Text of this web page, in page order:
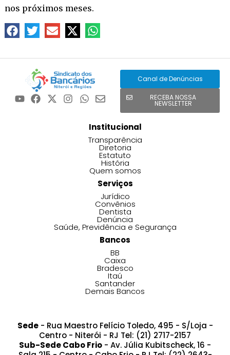
nos próximos meses.
Canal de Denúncias
RECEBA NOSSA
NEWSLETTER
Institucional
Transparência
Diretoria
Estatuto
História
Quem somos
Serviços
Jurídico
Convênios
Dentista
Denúncia
Saúde, Previdência e Segurança
Bancos
BB
Caixa
Bradesco
Itaú
Santander
Demais Bancos
Sede- Rua Maestro Felício Toledo, 495 - S/Loja -
Centro - Niterói - RJ Tel: (21) 2717-2157
Sub-Sede Cabo Frio - Av. Júlia Kubitscheck, 16 -